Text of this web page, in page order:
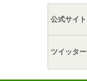
公式サイト
ツイッター